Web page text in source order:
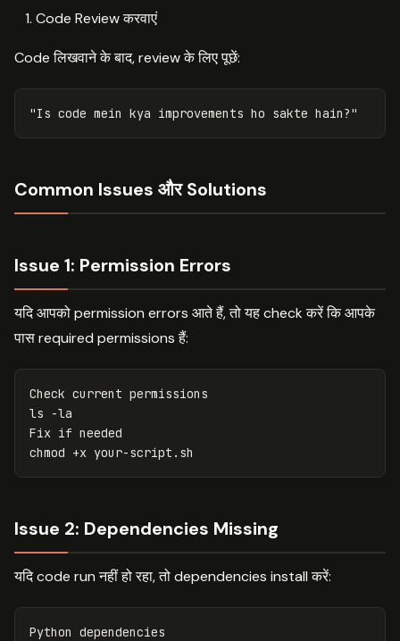
Code Review करवाएं
Code लिखवाने के बाद, review के लिए पूछें:
Common Issues और Solutions
Issue 1: Permission Errors
यदि आपको permission errors आते हैं, तो यह check करें कि आपके
पास required permissions हैं:
ls
-la
Fix if
chmod
Issue 2: Dependencies Missing
यदि code run नहीं हो रहा, तो dependencies install करें:
Python dependencies